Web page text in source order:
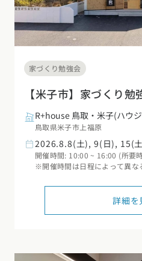
四国エリア
香川県徳島県愛媛県高知県
九州・沖縄エリア
沖縄県
家づくり勉強会
【米子市】家づくり勉
R+house 鳥取・米子(ハウ
鳥取県米子市上福原
2026.8.8(土), 9(日), 15(
開催時間: 10:00 ~ 16:00 (所要
※開催時間は日程によって異な
詳細を